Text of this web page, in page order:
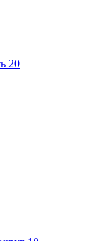
20